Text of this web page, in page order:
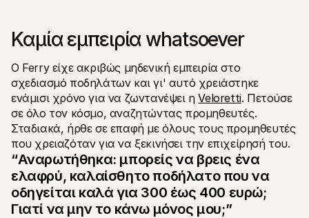
Επικοινωνήστε με την ομάδα υποστήριξης πελατών μας
Επικοινωνήστε με τις πωλήσεις
Ανακαλύψτε πώς μπορούμε να βοηθήσουμε την
επιχείρησή σας
Καμία εμπειρία whatsoever
Ο Ferry είχε ακριβώς μηδενική εμπειρία στο
σχεδιασμό ποδηλάτων και γι' αυτό χρειάστηκε
ενάμισι χρόνο για να ζωντανέψει η Veloretti. Πετούσε
σε όλο τον κόσμο, αναζητώντας προμηθευτές.
Σταδιακά, ήρθε σε επαφή με όλους τους προμηθευτές
που χρειαζόταν για να ξεκινήσει την επιχείρησή του.
“Αναρωτήθηκα: μπορείς να βρεις ένα
ελαφρύ, καλαίσθητο ποδήλατο που να
οδηγείται καλά για 300 έως 400 ευρώ;
Γιατί να μην το κάνω μόνος μου;”